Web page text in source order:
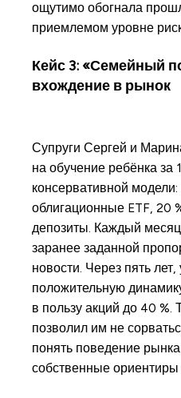
ощутимо обогнала
приемлемом уровне
Кейс 3: «Семейный
вхождение в рынок
Супруги Сергей и
на обучение ребёнка за
консервативной
облигационные ETF, 20
депозиты. Каждый
заранее заданной
новости. Через пять
положительную
в пользу акций до 40 %.
позволил им не
понять поведение
собственные ориентиры